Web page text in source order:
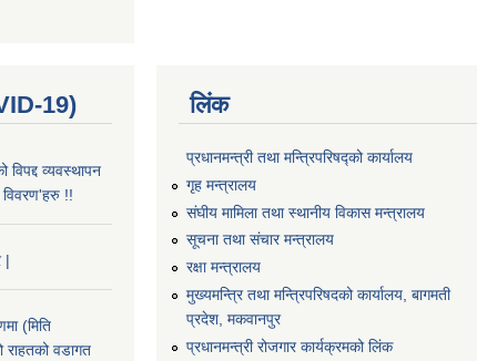
19)
विपद्द व्यवस्थापन
!!
|
(मिति
वडागत
लिंक
प्रधानमन्त्री तथा मन्त्रिपरिषद्को कार्यालय
गृह मन्त्रालय
संघीय मामिला तथा स्थानीय विकास मन्त्रालय
सूचना तथा संचार मन्त्रालय
रक्षा मन्त्रालय
मुख्यमन्त्रि तथा मन्त्रिपरिषदको कार्यालय, बागमती
प्रदेश, मकवानपुर
प्रधानमन्त्री रोजगार कार्यक्रमको लिंक